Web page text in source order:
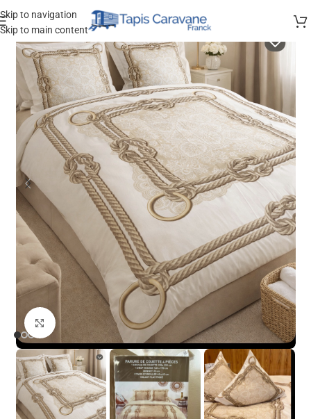
Skip to navigation
Skip to main content
Agrandir